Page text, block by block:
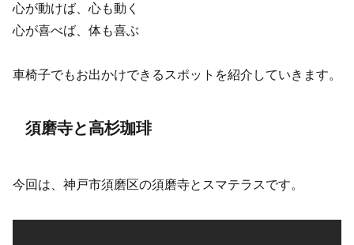
心が動けば、心も動く
心が喜べば、体も喜ぶ
車椅子でもお出かけできるスポットを紹介していきます。
須磨寺と高杉珈琲
今回は、神戸市須磨区の須磨寺とスマテラスです。